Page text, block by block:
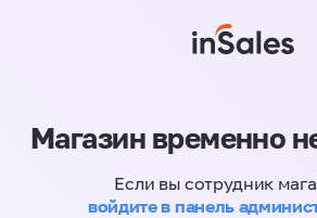
Магазин временно
Если вы сотрудник
войдите в панель